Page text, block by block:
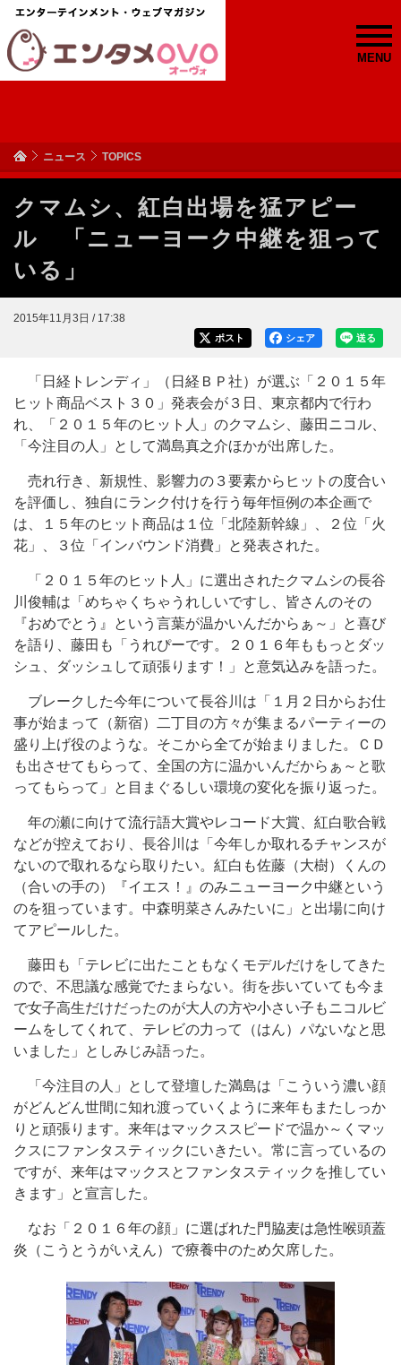
MENU
ニュース TOPICS
クマムシ、紅白出場を猛アピー
ル 「ニューヨーク中継を狙って
いる」
2015年11月3日 / 17:38
送る
シェア
ポスト
「日経トレンディ」（日経ＢＰ社）が選ぶ「２０１５年
ヒット商品ベスト３０」発表会が３日、東京都内で行わ
れ、「２０１５年のヒット人」のクマムシ、藤田ニコル、
「今注目の人」として満島真之介ほかが出席した。
売れ行き、新規性、影響力の３要素からヒットの度合い
を評価し、独自にランク付けを行う毎年恒例の本企画で
は、１５年のヒット商品は１位「北陸新幹線」、２位「火
花」、３位「インバウンド消費」と発表された。
「２０１５年のヒット人」に選出されたクマムシの長谷
川俊輔は「めちゃくちゃうれしいですし、皆さんのその
『おめでとう』という言葉が温かいんだからぁ～」と喜び
を語り、藤田も「うれぴーです。２０１６年ももっとダッ
シュ、ダッシュして頑張ります！」と意気込みを語った。
ブレークした今年について長谷川は「１月２日からお仕
事が始まって（新宿）二丁目の方々が集まるパーティーの
盛り上げ役のような。そこから全てが始まりました。ＣＤ
も出させてもらって、全国の方に温かいんだからぁ～と歌
ってもらって」と目まぐるしい環境の変化を振り返った。
年の瀬に向けて流行語大賞やレコード大賞、紅白歌合戦
などが控えており、長谷川は「今年しか取れるチャンスが
ないので取れるなら取りたい。紅白も佐藤（大樹）くんの
（合いの手の）『イエス！』のみニューヨーク中継という
のを狙っています。中森明菜さんみたいに」と出場に向け
てアピールした。
藤田も「テレビに出たこともなくモデルだけをしてきた
ので、不思議な感覚でたまらない。街を歩いていても今ま
で女子高生だけだったのが大人の方や小さい子もニコルビ
ームをしてくれて、テレビの力って（はん）パないなと思
いました」としみじみ語った。
「今注目の人」として登壇した満島は「こういう濃い顔
がどんどん世間に知れ渡っていくように来年もまたしっか
りと頑張ります。来年はマックススピードで温か～くマッ
クスにファンタスティックにいきたい。常に言っているの
ですが、来年はマックスとファンタスティックを推してい
きます」と宣言した。
なお「２０１６年の顔」に選ばれた門脇麦は急性喉頭蓋
炎（こうとうがいえん）で療養中のため欠席した。